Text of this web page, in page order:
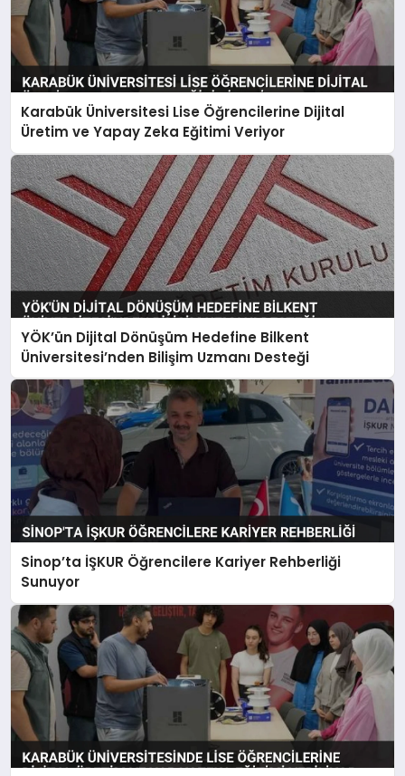
Karabük Üniversitesi Lise Öğrencilerine Dijital
Üretim ve Yapay Zeka Eğitimi Veriyor
YÖK’ün Dijital Dönüşüm Hedefine Bilkent
Üniversitesi’nden Bilişim Uzmanı Desteği
Sinop’ta İŞKUR Öğrencilere Kariyer Rehberliği
Sunuyor